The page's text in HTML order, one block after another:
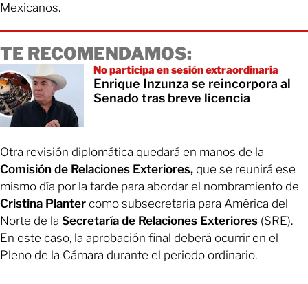
Mexicanos.
TE RECOMENDAMOS:
No participa en sesión extraordinaria
Enrique Inzunza se reincorpora al
Senado tras breve licencia
Otra revisión diplomática quedará en manos de la
Comisión de Relaciones Exteriores, que se reunirá ese
mismo día por la tarde para abordar el nombramiento de
Cristina Planter como subsecretaria para América del
Norte de la Secretaría de Relaciones Exteriores (SRE).
En este caso, la aprobación final deberá ocurrir en el
Pleno de la Cámara durante el periodo ordinario.